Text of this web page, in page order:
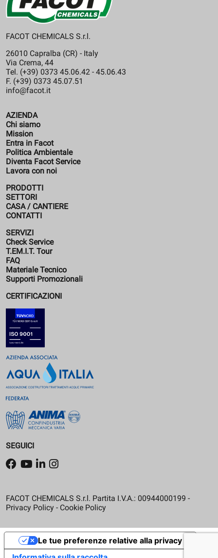
FACOT CHEMICALS S.r.l.
26010 Capralba (CR) - Italy
Via Crema, 44
Tel. (+39) 0373 45.06.42 - 45.06.43
F. (+39) 0373 45.07.51
info@facot.it
AZIENDA
Chi siamo
Mission
Entra in Facot
Politica Ambientale
Diventa Facot Service
Lavora con noi
PRODOTTI
SETTORI
CASA / CANTIERE
CONTATTI
SERVIZI
Check Service
T.EM.I.T. Tour
FAQ
Materiale Tecnico
Supporti Promozionali
CERTIFICAZIONI
SEGUICI
FACOT CHEMICALS S.r.l. Partita I.V.A.: 00944000199 -
Privacy Policy - Cookie Policy
Le tue preferenze relative alla privacy